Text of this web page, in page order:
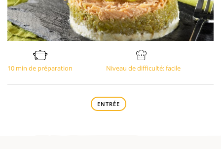
10 min de préparation Niveau de difficulté: facile
ENTRÉE